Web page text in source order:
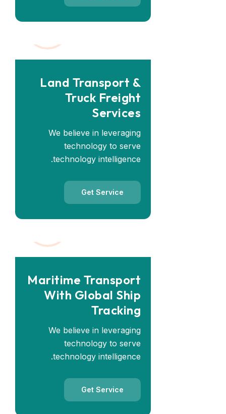
Land Transport &
Truck Freight
Services
We believe in leveraging
technology to serve
technology intelligence.
Get Service
Maritime Transport
With Global Ship
Tracking
We believe in leveraging
technology to serve
technology intelligence.
Get Service